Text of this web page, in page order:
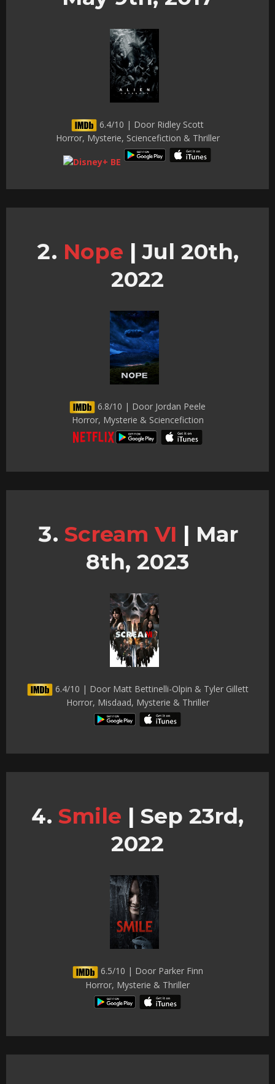
6.4/10 | Door Ridley Scott
Horror, Mysterie, Sciencefiction & Thriller
Nope | Jul 20th,
2022
6.8/10 | Door Jordan Peele
Horror, Mysterie & Sciencefiction
Scream VI | Mar
8th, 2023
6.4/10 | Door Matt Bettinelli-Olpin & Tyler Gillett
Horror, Misdaad, Mysterie & Thriller
Smile | Sep 23rd,
2022
6.5/10 | Door Parker Finn
Horror, Mysterie & Thriller